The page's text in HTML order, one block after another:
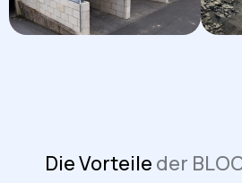
Die Vorteile der